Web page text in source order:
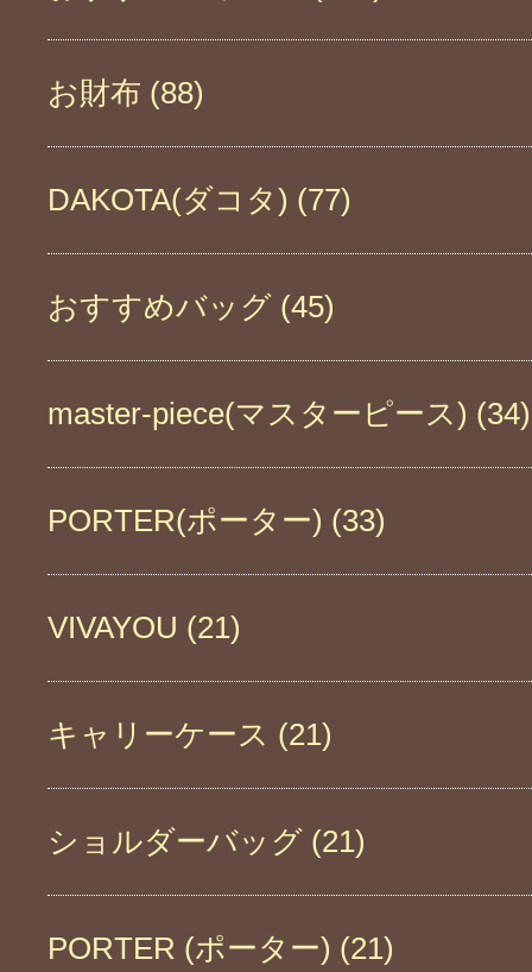
お財布 (88)
DAKOTA(ダコタ) (77)
おすすめバッグ (45)
master-piece(マスターピース) (34)
PORTER(ポーター) (33)
VIVAYOU (21)
キャリーケース (21)
ショルダーバッグ (21)
PORTER (ポーター) (21)